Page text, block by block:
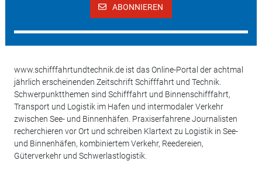
ABONNIEREN
www.schifffahrtundtechnik.de ist das Online-Portal der achtmal
jährlich erscheinenden Zeitschrift Schifffahrt und Technik.
Schwerpunktthemen sind Schifffahrt und Binnenschifffahrt,
Transport und Logistik im Hafen und intermodaler Verkehr
zwischen See- und Binnenhäfen. Praxiserfahrene Journalisten
recherchieren vor Ort und schreiben Klartext zu Logistik in See-
und Binnenhäfen, kombiniertem Verkehr, Reedereien,
Güterverkehr und Schwerlastlogistik.